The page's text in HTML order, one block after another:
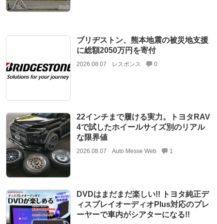
ブリヂストン、熊本地震の被災地支援
に総額2050万円を寄付
2026.08.07 レスポンス 0
22インチまで履ける実力。トヨタRAV
4で試したホイールサイズ別のリアル
な限界値
2026.08.07 Auto Messe Web 1
DVDはまだまだ楽しい!! トヨタ純正デ
ィスプレイオーディオPlus対応のプレ
ーヤーで車内がシアターになる!!